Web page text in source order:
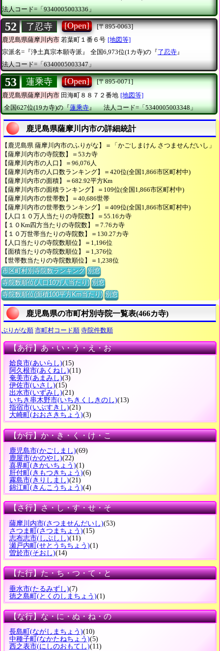
法人コード=「9340005003336」
52 了忍寺 [Open]
[〒895-0063]
鹿児島県薩摩川内市 若葉町１番６号 [地図等]
宗派名=『浄土真宗本願寺派』
全国6,973位(1カ寺)の『了忍寺』
法人コード=「6340005003347」
53 蓮乘寺 [Open]
[〒895-0071]
鹿児島県薩摩川内市 田海町８８７２番地 [地図等]
全国627位(19カ寺)の『蓮乘寺』 法人コード=「5340005003348」
鹿児島県薩摩川内市の詳細統計
【鹿児島県 薩摩川内市のふりがな】＝「かごしまけん さつませんだいし」
【薩摩川内市の寺院数】＝53カ寺
【薩摩川内市の人口】＝96,076人
【薩摩川内市の人口数ランキング】＝420位(全国1,866市区町村中)
【薩摩川内市の面積】＝682.92平方Km
【薩摩川内市の面積ランキング】＝109位(全国1,866市区町村中)
【薩摩川内市の世帯数】＝40,686世帯
【薩摩川内市の世帯数ランキング】＝409位(全国1,866市区町村中)
【人口１０万人当たりの寺院数】＝55.16カ寺
【１０Km四方当たりの寺院数】＝7.76カ寺
【１０万世帯当たりの寺院数】＝130.27カ寺
【人口当たりの寺院数順位】＝1,196位
【面積当たりの寺院数順位】＝1,376位
【世帯数当たりの寺院数順位】＝1,238位
市区町村別寺院数ランキング 別窓
寺院数順位(人口10万人当たり) 別窓
寺院数順位(面積100平方Km当たり) 別窓
鹿児島県の市町村別寺院一覧表(466カ寺)
ぶりがな順 市町村コード順 寺院件数順
【あ行】あ・い・う・え・お
姶良市(あいらし)(15)
阿久根市(あくねし)(11)
奄美市(あまみし)(3)
伊佐市(いさし)(15)
出水市(いずみし)(21)
いちき串木野市(いちきくしきのし)(13)
指宿市(いぶすきし)(21)
大崎町 (おおさきちょう)(3)
【か行】か・き・く・け・こ
鹿児島市(かごしまし)(69)
鹿屋市(かのやし)(22)
喜界町 (きかいちょう)(1)
肝付町 (きもつきちょう)(6)
霧島市(きりしまし)(21)
錦江町 (きんこうちょう)(4)
【さ行】さ・し・す・せ・そ
薩摩川内市(さつませんだいし)(53)
さつま町 (さつまちょう)(15)
志布志市(しぶしし)(11)
瀬戸内町 (せとうちちょう)(1)
曽於市(そおし)(14)
【た行】た・ち・つ・て・と
垂水市(たるみずし)(7)
徳之島町(とくのしまちょう)(1)
【な行】な・に・ぬ・ね・の
長島町 (ながしまちょう)(10)
中種子町 (なかたねちょう)(5)
西之表市(にしのおもてし)(11)